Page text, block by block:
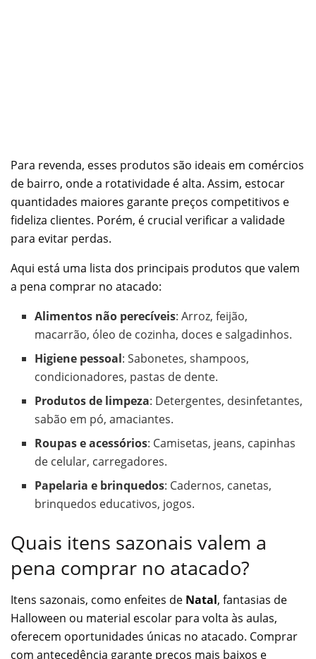
Para revenda, esses produtos são ideais em comércios
de bairro, onde a rotatividade é alta. Assim, estocar
quantidades maiores garante preços competitivos e
fideliza clientes. Porém, é crucial verificar a validade
para evitar perdas.
Aqui está uma lista dos principais produtos que valem
a pena comprar no atacado:
Alimentos não perecíveis: Arroz, feijão,
macarrão, óleo de cozinha, doces e salgadinhos.
Higiene pessoal: Sabonetes, shampoos,
condicionadores, pastas de dente.
Produtos de limpeza: Detergentes, desinfetantes,
sabão em pó, amaciantes.
Roupas e acessórios: Camisetas, jeans, capinhas
de celular, carregadores.
Papelaria e brinquedos: Cadernos, canetas,
brinquedos educativos, jogos.
Quais itens sazonais valem a
pena comprar no atacado?
Itens sazonais, como enfeites de Natal, fantasias de
Halloween ou material escolar para volta às aulas,
oferecem oportunidades únicas no atacado. Comprar
com antecedência garante preços mais baixos e